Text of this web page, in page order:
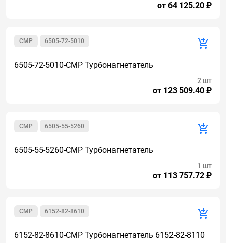
от 64 125.20 ₽
6505-72-5010
CMP
6505-72-5010-CMP Турбонагнетатель
от 123 509.40 ₽
2 шт
6505-55-5260
CMP
6505-55-5260-CMP Турбонагнетатель
от 113 757.72 ₽
1 шт
6152-82-8610
CMP
6152-82-8610-CMP Турбонагнетатель 6152-82-8110